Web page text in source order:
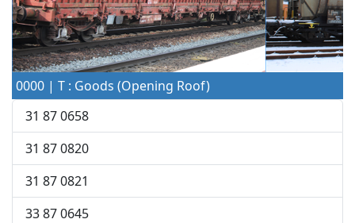
0000 | T : Goods (Opening Roof)
31 87 0658
31 87 0820
31 87 0821
33 87 0645